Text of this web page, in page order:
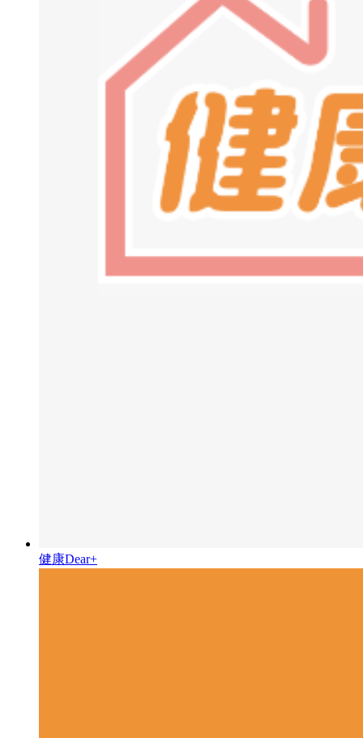
健康Dear+